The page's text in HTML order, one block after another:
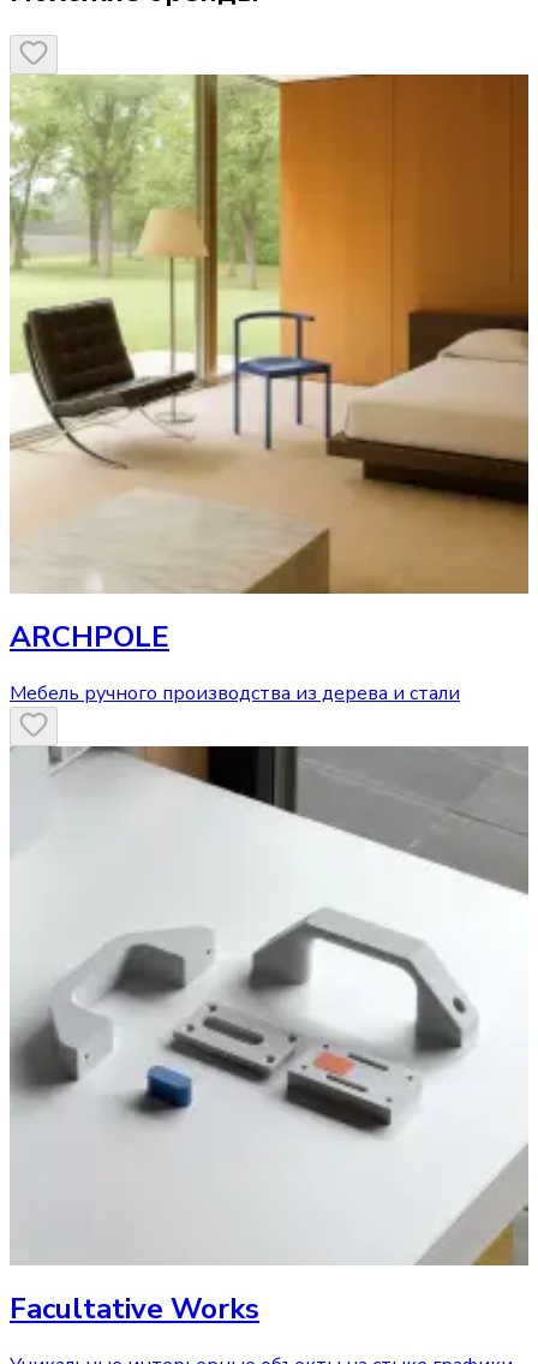
ARCHPOLE
Мебель ручного производства из дерева и стали
Facultative Works